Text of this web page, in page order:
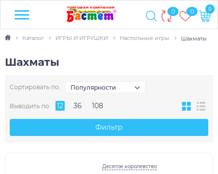
0 0 0
Каталог ИГРЫ И ИГРУШКИ Настольные игры Шахматы
Шахматы
Сортировать по: Популярности
Выводить по: 12 36 108
Фильтр
Десятое королевство